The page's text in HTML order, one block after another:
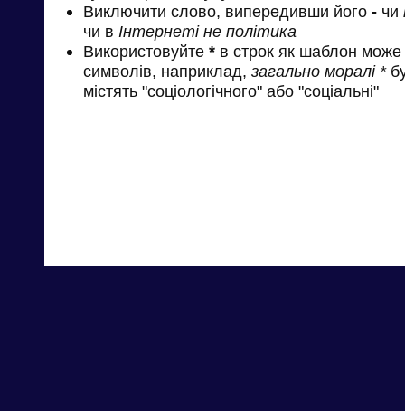
Виключити слово, випередивши його - чи
чи в Інтернеті не політика
Використовуйте * в строк як шаблон може
символів, наприклад, загально моралі *
містять "соціологічного" або "соціальні"